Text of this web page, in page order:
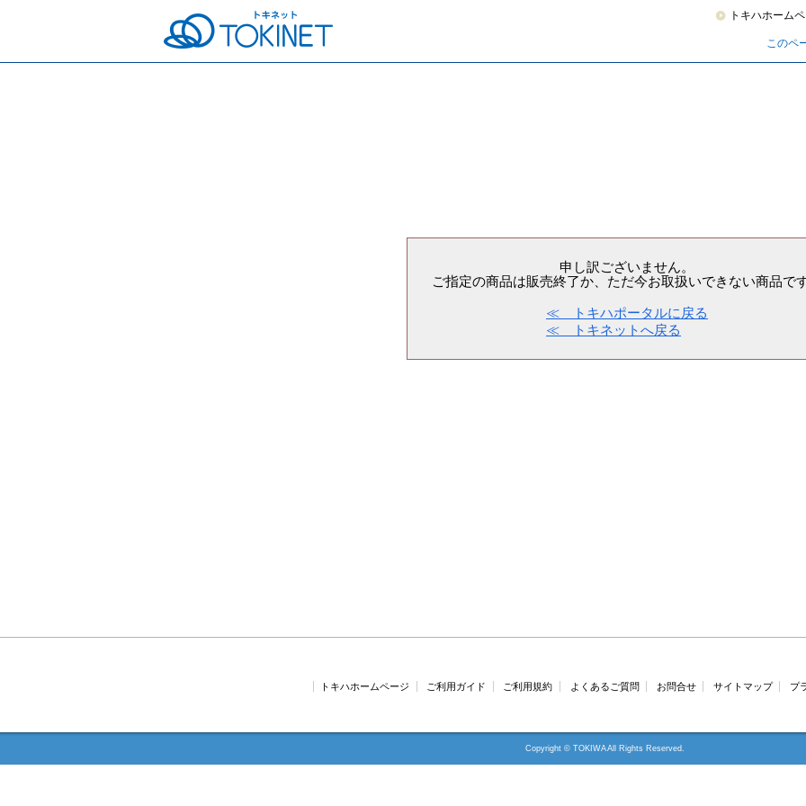
トキハホーム
このペ
申し訳ございません。
ご指定の商品は販売終了か、ただ今お取扱いできない商品です
≪ トキハポータルに戻る
≪ トキネットへ戻る
トキハホームページ ご利用ガイド ご利用規約 よくあるご質問 お問合せ サイトマップ プ
Copyright © TOKIWA All Rights Reserved.